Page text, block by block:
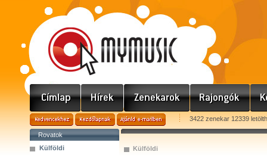
3422 zenekar 12339
Rovatok
Külföldi
Külföldi